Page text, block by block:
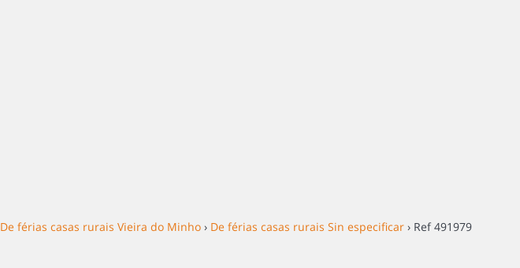
De férias casas rurais Vieira do Minho › De férias casas rurais Sin especificar › Ref 491979